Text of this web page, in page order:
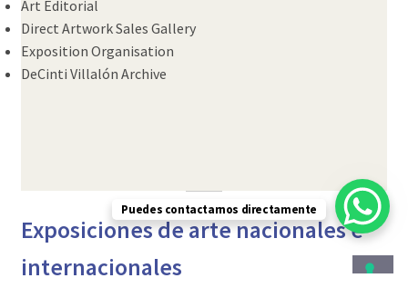
Art Editorial
Direct Artwork Sales Gallery
Exposition Organisation
DeCinti Villalón Archive
Exposiciones de arte nacionales e
internacionales
Puedes contactarnos directamente